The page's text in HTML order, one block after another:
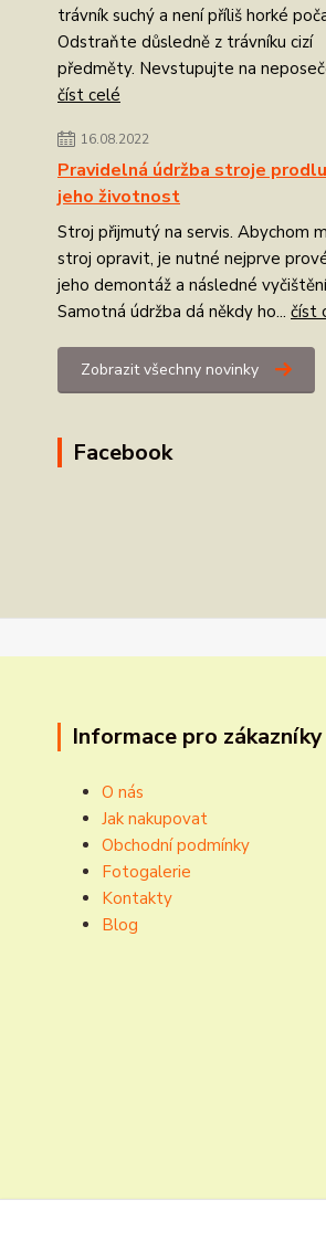
trávník suchý a není příliš horké
Odstraňte důsledně z trávníku cizí
předměty. Nevstupujte na
číst celé
16.08.2022
Pravidelná údržba stroje
jeho životnost
Stroj přijmutý na servis. Abychom
stroj opravit, je nutné nejprve
jeho demontáž a následné
Samotná údržba dá někdy ho... číst
Zobrazit všechny novinky
Facebook
Informace pro zákazníky
O nás
Jak nakupovat
Obchodní podmínky
Fotogalerie
Kontakty
Blog